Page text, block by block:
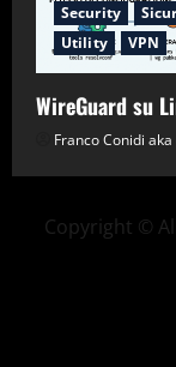
Security
Utility
VPN
WireGuard su
Franco Conidi
Copyright ©